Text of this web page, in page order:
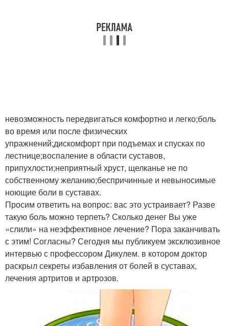
невозможность передвигаться комфортно и легко;боль
во время или после физических
упражнений;дискомфорт при подъемах и спусках по
лестнице;воспаление в области суставов,
припухлости;неприятный хруст, щелканье не по
собственному желанию;беспричинные и невыносимые
ноющие боли в суставах.
Просим ответить на вопрос: вас это устраивает? Разве
такую боль можно терпеть? Сколько денег Вы уже
«слили» на неэффективное лечение? Пора заканчивать
с этим! Согласны? Сегодня мы публикуем эксклюзивное
интервью с профессором Дикулем. в котором доктор
раскрыл секреты избавления от болей в суставах,
лечения артритов и артрозов.